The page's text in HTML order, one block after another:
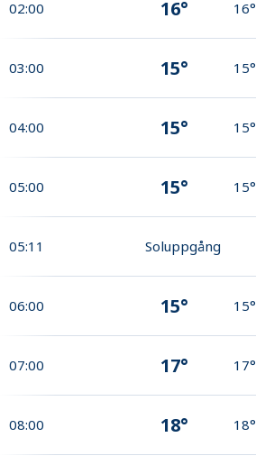
02:00 16° 16°
03:00 15° 15°
04:00 15° 15°
05:00 15° 15°
05:11 Soluppgång
06:00 15° 15°
07:00 17° 17°
08:00 18° 18°